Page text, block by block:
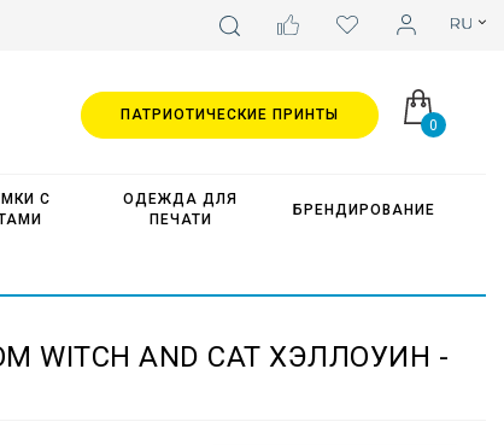
0
С
ОДЕЖДА ДЛЯ
ПЕЧАТИ
БРЕНДИРОВАНИЕ
ПАТРИОТИЧЕСКИЕ ПРИНТЫ
AND CAT ХЭЛЛОУИН -